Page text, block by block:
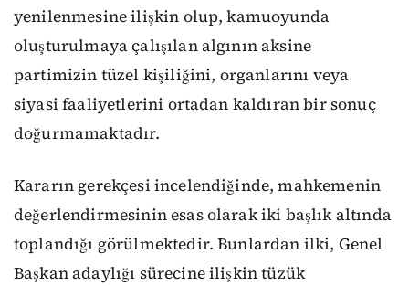
yenilenmesine ilişkin olup, kamuoyunda
oluşturulmaya çalışılan algının aksine
partimizin tüzel kişiliğini, organlarını veya
siyasi faaliyetlerini ortadan kaldıran bir sonuç
doğurmamaktadır.
Kararın gerekçesi incelendiğinde, mahkemenin
değerlendirmesinin esas olarak iki başlık altında
toplandığı görülmektedir. Bunlardan ilki, Genel
Başkan adaylığı sürecine ilişkin tüzük